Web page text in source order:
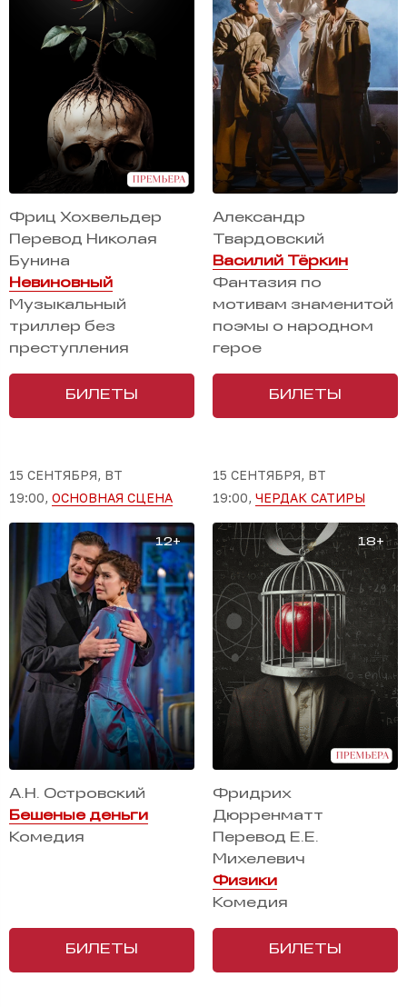
Фриц Хохвельдер
Перевод Николая
Бунина
Невиновный
Музыкальный
триллер без
преступления
БИЛЕТЫ
Александр
Твардовский
Василий Тёркин
Фантазия по
мотивам знаменитой
поэмы о народном
герое
БИЛЕТЫ
15 СЕНТЯБРЯ, ВТ
19:00, ОСНОВНАЯ СЦЕНА
А.Н. Островский
Бешеные деньги
Комедия
БИЛЕТЫ
15 СЕНТЯБРЯ, ВТ
19:00, ЧЕРДАК САТИРЫ
Фридрих
Дюрренматт
Перевод Е.Е.
Михелевич
Физики
Комедия
БИЛЕТЫ